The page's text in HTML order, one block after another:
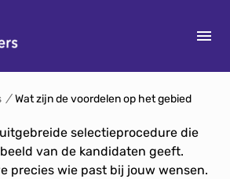
/ Wat zijn de voordelen op het gebied
selectieprocedure die
van de kandidaten geeft.
precies wie past bij jouw wensen.